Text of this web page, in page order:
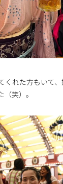
くれた方もいて
笑）。